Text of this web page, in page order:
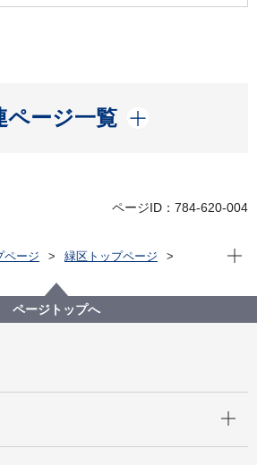
ページ一覧
開く
ページID：784-620-004
ページ
緑区トップページ
みどりのわ・ささえ愛プラン」区民アン
結果
現在
ページトップへ